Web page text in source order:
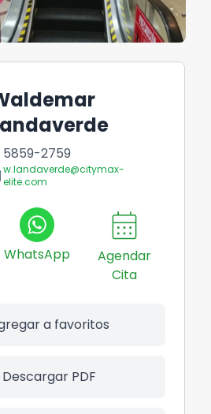
5859-2759
w.landaverde@citymax-
elite.com
WhatsApp
calendar_month
Agendar
Cita
a favoritos
Descargar PDF